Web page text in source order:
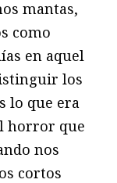
mantas,
como
en aquel
los
lo que era
horror que
nos
cortos